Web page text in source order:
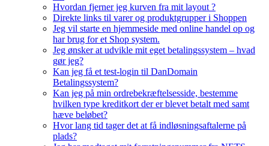
Hvordan fjerner jeg kurven fra mit layout ?
Direkte links til varer og produktgrupper i Shoppen
Jeg vil starte en hjemmeside med online handel op og
har brug for et Shop system.
Jeg ønsker at udvikle mit eget betalingssystem – hvad
gør jeg?
Kan jeg få et test-login til DanDomain
Betalingssystem?
Kan jeg på min ordrebekræftelsesside, bestemme
hvilken type kreditkort der er blevet betalt med samt
hæve beløbet?
Hvor lang tid tager det at få indløsningsaftalerne på
plads?